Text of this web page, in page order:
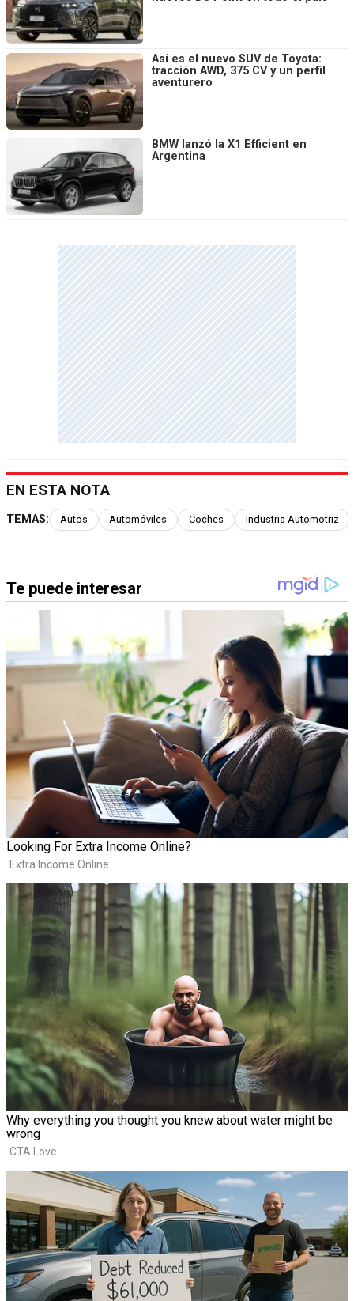
Así es el nuevo SUV de Toyota:
tracción AWD, 375 CV y un perfil
aventurero
BMW lanzó la X1 Efficient en
Argentina
EN ESTA NOTA
TEMAS: Autos Automóviles Coches Industria Automotriz